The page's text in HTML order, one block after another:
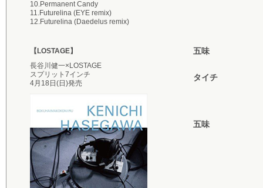
10.Permanent Candy
11.Futurelina (EYE remix)
12.Futurelina (Daedelus remix)
【LOSTAGE】
長谷川健一×LOSTAGE
スプリット7インチ
4月18日(日)発売
五味
タイチ
五味